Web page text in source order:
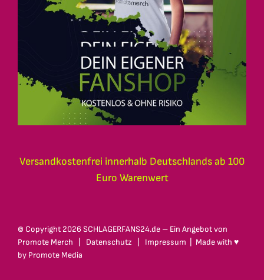
Versandkostenfrei innerhalb Deutschlands ab 100
Euro Warenwert
© Copyright 2026 SCHLAGERFANS24.de – Ein Angebot von
Promote Merch
Datenschutz Impressum | Made with ♥
by Promote Media